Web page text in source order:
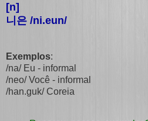
[n]
니은 /ni.eun/
Exemplos:
/na/ Eu - informal
/neo/ Você - informal
/han.guk/ Coreia